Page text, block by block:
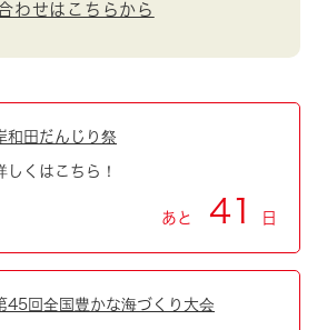
わせはこちらから
和田だんじり祭
しくはこちら！
あと 41 日
45回全国豊かな海づくり大会